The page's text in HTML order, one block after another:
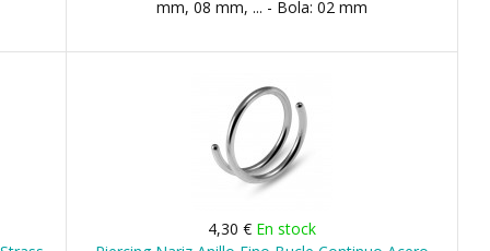
mm, 08 mm, ... - Bola: 02 mm
4,30 € En stock